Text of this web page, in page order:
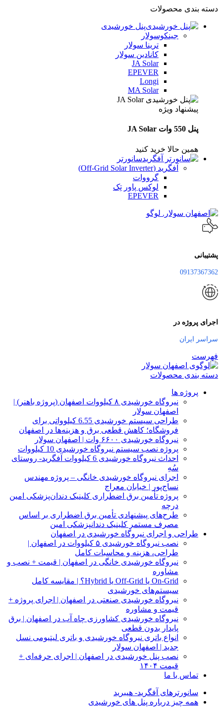
دسته بندی محصولات
پنل خورشیدی
جینکوسولار
ترینا سولار
کانادین سولار
JA Solar
EPEVER
Longi
MA Solar
پیشنهاد ویژه
پنل 550 وات JA Solar
همین حالا خرید کنید
سانورتر
آفگرید (Off‑Grid Solar Inverter)
گرووات
لوکس پاور تِک
EPEVER
پشتیبانی
09137367362
اجرای پروژه در
سراسر ایران
فهرست
دسته بندی محصولات
پروژه ها
نیروگاه خورشیدی ۸ کیلووات اصفهان (پروژه باهنر) |
اصفهان سولار
طراحی سیستم خورشیدی 6.55 کیلوواتی برای
فروشگاه؛ کاهش قطعی برق و هزینه‌ها در اصفهان
نیروگاه خورشیدی ۶۶۰۰ وات | اصفهان سولار
پروژه نصب سیستم نیروگاه خورشیدی 10 کیلووات
احداث نیروگاه خورشیدی 6 کیلووات آفگرید- روستای
سُهِ
اجرای نیروگاه خورشیدی خانگی – پروژه مهندس
نساج‌پور | خیابان معراج
پروژه تأمین برق اضطراری کلینیک دندان‌پزشکی امین
درچه
طرح‌های پیشنهادی تأمین برق اضطراری بر اساس
مصرف مستمر کلینیک دندانپزشکی امین
طراحی و اجرای نیروگاه خورشیدی در اصفهان
نصب نیروگاه خورشیدی ۵ کیلووات در اصفهان |
طراحی، هزینه و محاسبات کامل
نیروگاه خورشیدی خانگی در اصفهان | قیمت + نصب و
مشاوره
On‑Grid یا Off‑Grid یا Hybrid؟ | مقایسه کامل
سیستم‌های خورشیدی
نیروگاه خورشیدی صنعتی در اصفهان | اجرای پروژه +
قیمت و مشاوره
نیروگاه خورشیدی کشاورزی چاه آب در اصفهان | برق
پایدار بدون قطعی
انواع باتری نیروگاه خورشیدی و باتری لیتیومی نسل
جدید | اصفهان سولار
نصب پنل خورشیدی در اصفهان | اجرای حرفه‌ای +
قیمت ۱۴۰۴
تماس با ما
سانورترهای آفگرید- هیبرید
همه چیز درباره پنل های خورشیدی